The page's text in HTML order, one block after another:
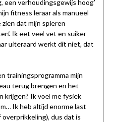
verhoudingsgewijs hoog’
fitness leraar als manueel
dat mijn spieren
Ik eet veel vet en suiker
uiteraard werkt dit niet, dat
trainingsprogramma mijn
terug brengen en het
krijgen? Ik voel me fysiek
Ik heb altijd enorme last
dus dat is